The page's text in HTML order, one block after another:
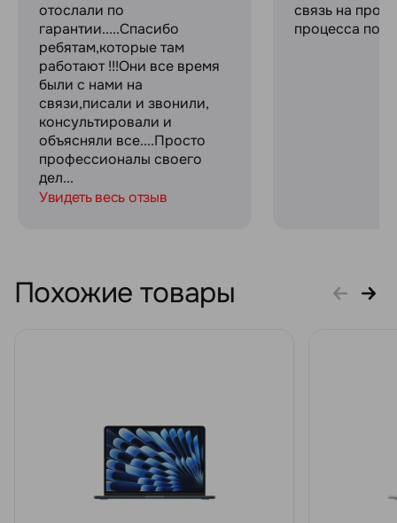
отослали по
гарантии.....Спасибо
ребятам,которые там
работают !!!Они все время
были с нами на
связи,писали и звонили,
консультировали и
объясняли все....Просто
профессионалы своего
дел...
Увидеть весь отзыв
связь на
процесса
Похожие товары